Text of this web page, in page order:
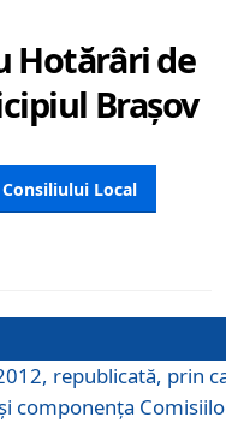
Hotărâri de
Brașov
Local
republicată, prin
componenţa